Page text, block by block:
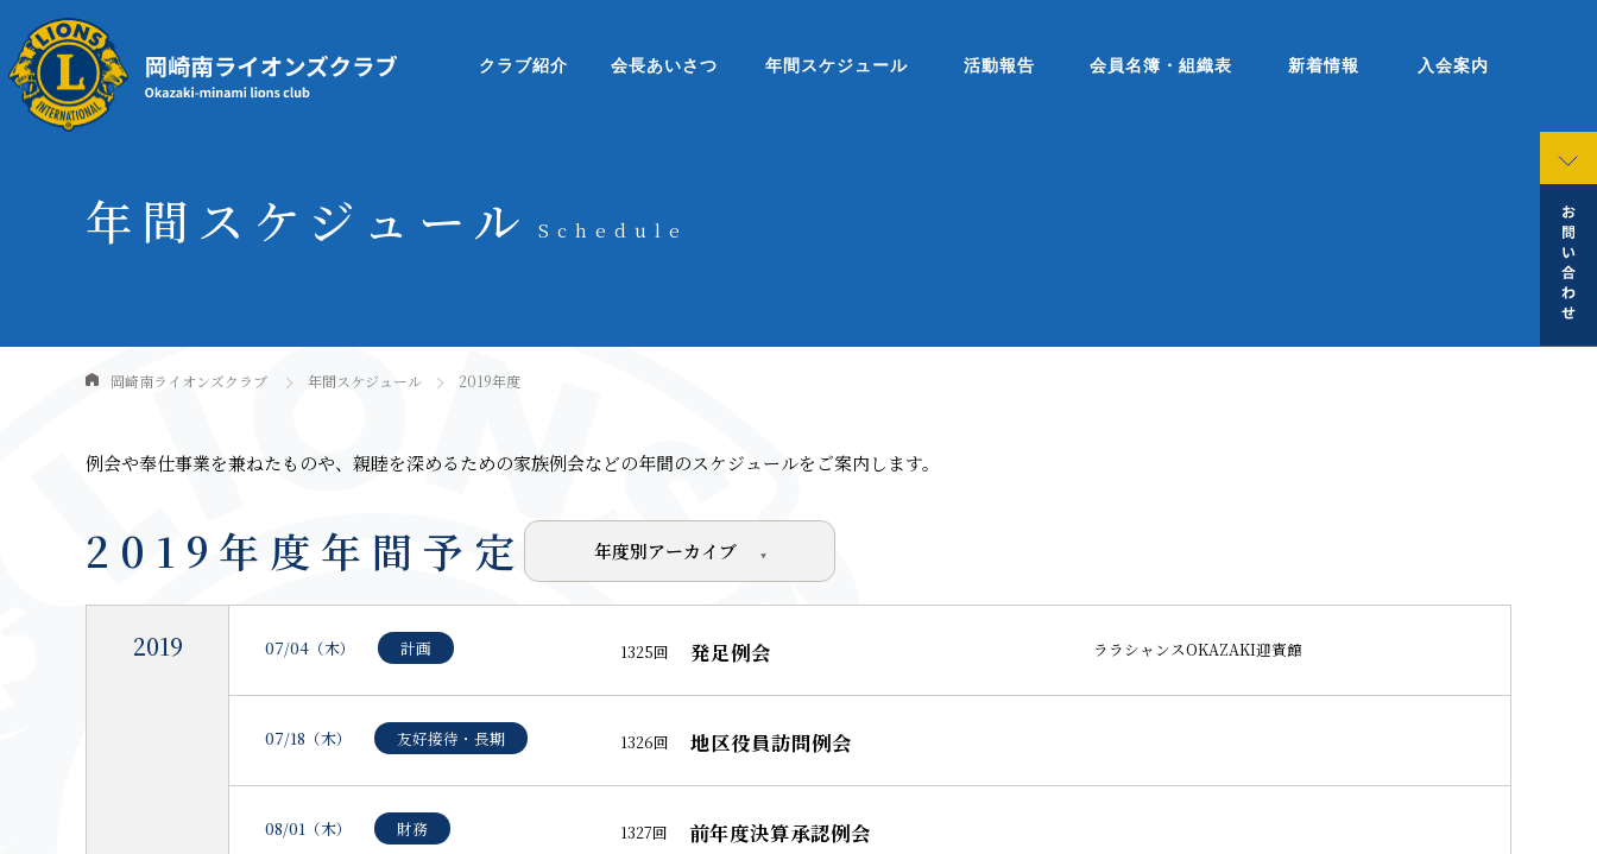
クラブ紹介 会長あいさつ 年間スケジュール 活動報告 会員名簿・組織表 新着情報 入会案内
年間スケジュール Schedule
岡崎南ライオンズクラブ 年間スケジュール 2019年度
例会や奉仕事業を兼ねたものや、親睦を深めるための家族例会などの年間のスケジュールをご案内します。
2019年度 年間予定 年度別アーカイブ
2019 07/04（木） 計画 1325回 発足例会 ララシャンスOKAZAKI迎賓館
07/18（木） 友好接待・長期 1326回 地区役員訪問例会
08/01（木） 財務 1327回 前年度決算承認例会